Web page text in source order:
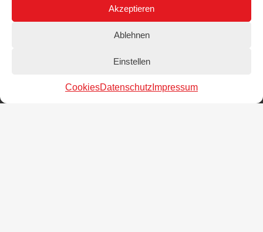
Akzeptieren
Ablehnen
Einstellen
CookiesDatenschutz Impressum
14:00-15:00
Dietrich-Bonhoeffer-Berufskolleg